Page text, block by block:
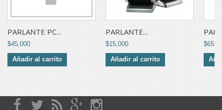
PARLANTE PC...
$45,000
Añadir al carrito
PARLANTE...
$15,000
Añadir al carrito